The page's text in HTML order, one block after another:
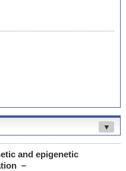
▼
and epigenetic
－